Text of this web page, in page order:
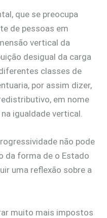
que se preocupa
de pessoas em
vertical da
desigual da carga
classes de
por assim dizer,
em nome
igualdade vertical.
não pode
da forma de o Estado
uma reflexão sobre a
muito mais impostos